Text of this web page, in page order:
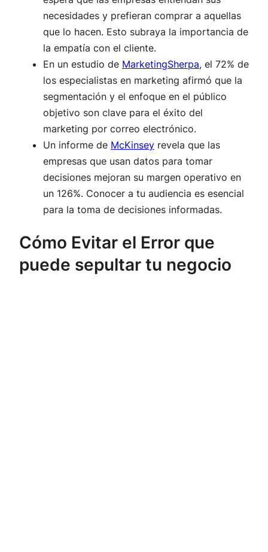
necesidades y prefieran comprar a aquellas
que lo hacen. Esto subraya la importancia de
la empatía con el cliente.
En un estudio de MarketingSherpa, el 72% de
los especialistas en marketing afirmó que la
segmentación y el enfoque en el público
objetivo son clave para el éxito del
marketing por correo electrónico.
Un informe de McKinsey revela que las
empresas que usan datos para tomar
decisiones mejoran su margen operativo en
un 126%. Conocer a tu audiencia es esencial
para la toma de decisiones informadas.
Cómo Evitar el Error que
puede sepultar tu negocio